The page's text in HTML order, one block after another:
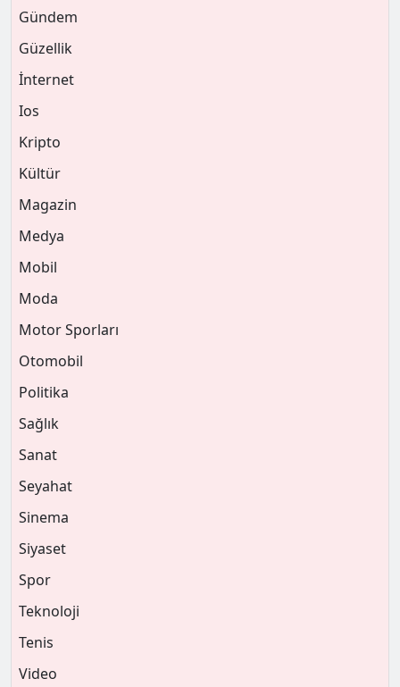
Gündem
Güzellik
İnternet
Ios
Kripto
Kültür
Magazin
Medya
Mobil
Moda
Motor Sporları
Otomobil
Politika
Sağlık
Sanat
Seyahat
Sinema
Siyaset
Spor
Teknoloji
Tenis
Video